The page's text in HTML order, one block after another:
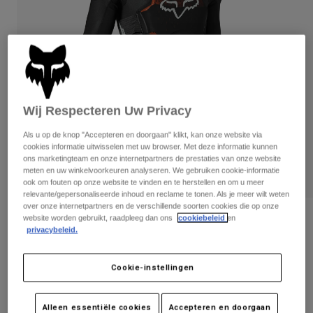
Broeken
Korte broeken
Handschoenen
Beschermingen
Brillen
Sokken
Onderdelen
Broeken
Handschoenen
Jassen
Protections
Brillen
Sokken
Tassen & Accessoires
Spare parts
Alles bekijken
Women
T-Shirts & Tops
Hoodies en truien
Jassen
Leggings & Broeken
Shirts
Youth
Brillen
Socks
Alles bekijken
Moto
Helmen
Shirts
Pants
Boots
Beschermers
Brillen
Tienerjack Baseframe Pro D3O® -
Kinderen
Price reduced from
€ 249,99to€ 162,49 35% OFF
Wij Respecteren Uw Privacy
Als u op de knop "Accepteren en doorgaan" klikt, kan onze website via
cookies informatie uitwisselen met uw browser. Met deze informatie kunnen
ons marketingteam en onze internetpartners de prestaties van onze website
meten en uw winkelvoorkeuren analyseren. We gebruiken cookie-informatie
ook om fouten op onze website te vinden en te herstellen en om u meer
relevante/gepersonaliseerde inhoud en reclame te tonen. Als je meer wilt weten
over onze internetpartners en de verschillende soorten cookies die op onze
website worden gebruikt, raadpleeg dan ons
cookiebeleid en
privacybeleid.
Cookie-instellingen
Alleen essentiële cookies Accepteren en doorgaan